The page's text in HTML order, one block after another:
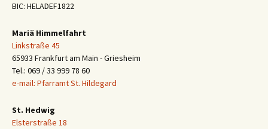
BIC: HELADEF1822
Mariä Himmelfahrt
Linkstraße 45
65933 Frankfurt am Main - Griesheim
Tel.: 069 / 33 999 78 60
e-mail: Pfarramt St. Hildegard
St. Hedwig
Elsterstraße 18